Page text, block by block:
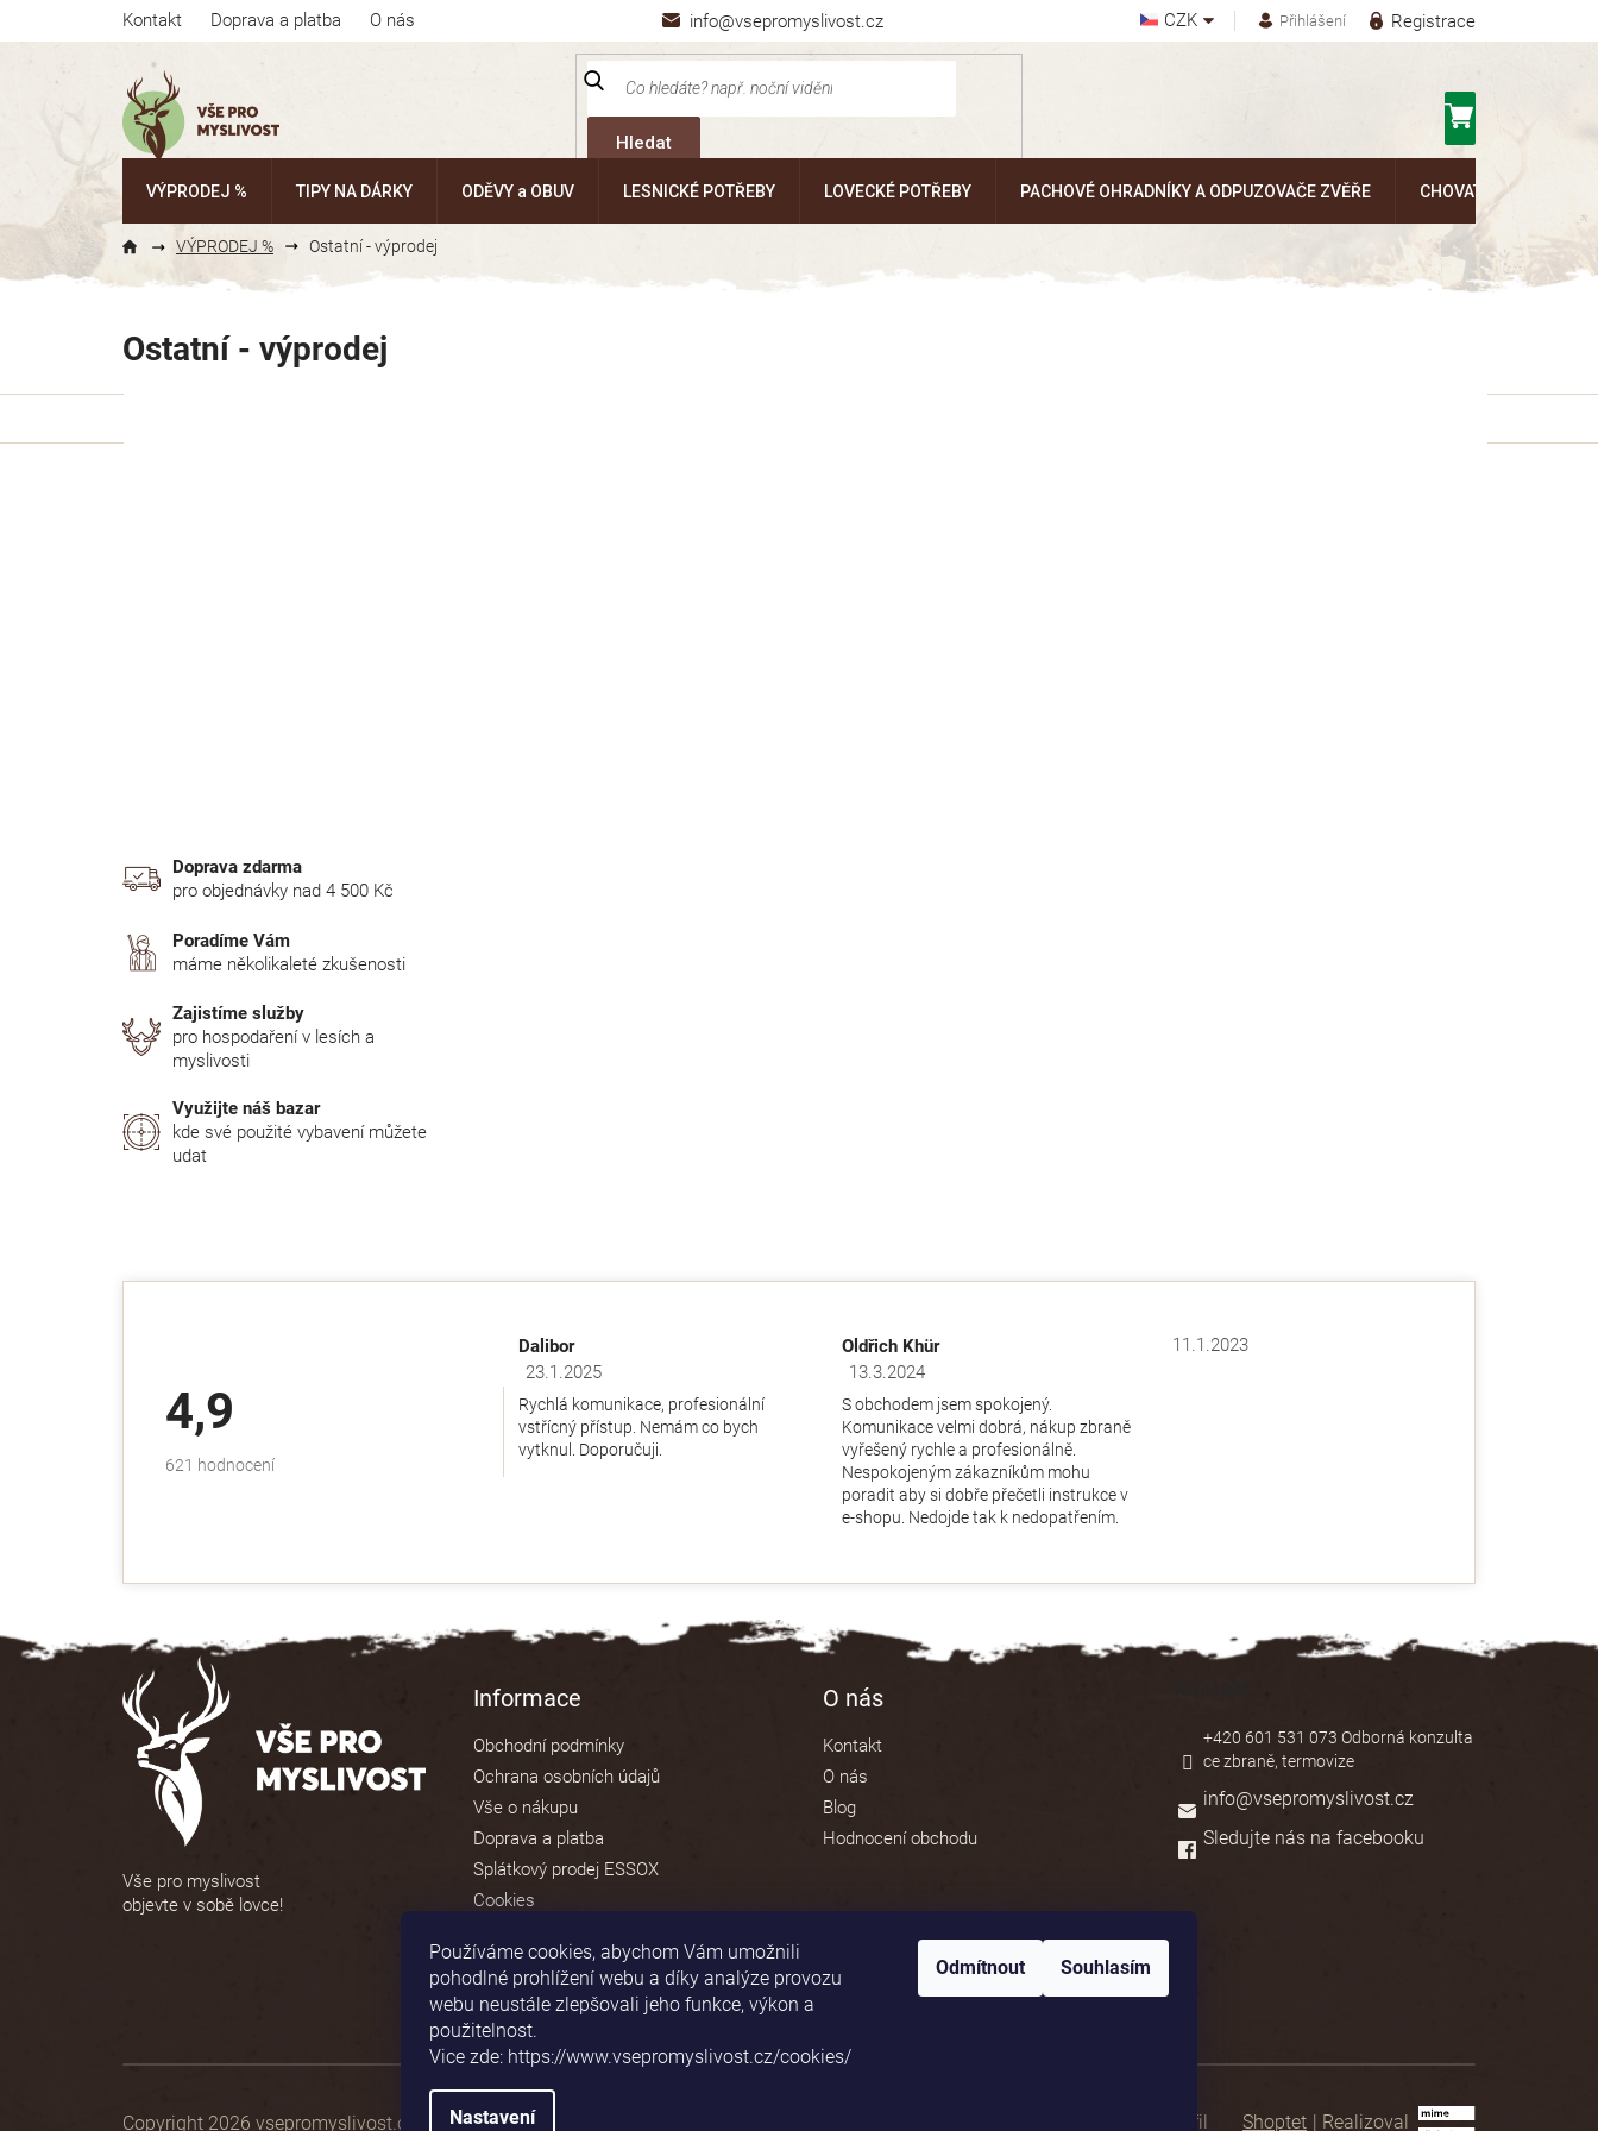
Používáme cookies, abychom Vám umožnili
pohodlné prohlížení webu a díky analýze provozu
webu neustále zlepšovali jeho funkce, výkon a
použitelnost.
Vice zde: https://www.vsepromyslivost.cz/cookies/
Nastavení
Odmítnout Souhlasím
info@vsepromyslivost.cz
Kontakt Doprava a platba O nás CZK Registrace
Přihlášení
Hledat
VÝPRODEJ % TIPY NA DÁRKY ODĚVY a OBUV LESNICKÉ POTŘEBY LOVECKÉ POTŘEBY PACHOVÉ OHRADNÍKY A ODPUZOVAČE ZVĚŘE CHOVATELSKÉ
VÝPRODEJ % Ostatní - výprodej
Ostatní - výprodej
o
l
Doprava zdarma
pro objednávky nad 4 500 Kč
Poradíme Vám
máme několikaleté zkušenosti
Zajistíme služby
pro hospodaření v lesích a
myslivosti
Využijte náš bazar
kde své použité vybavení můžete
udat
4,9
Průměrné
621 hodnocení
Dalibor
Hodnocení obchodu je 5 z 5 hvězdiček.
23.1.2025
Rychlá komunikace, profesionální
vstřícný přístup. Nemám co bych
vytknul. Doporučuji.
Oldřich Khür
Hodnocení obchodu je 5 z 5 hvězdiček.
13.3.2024
S obchodem jsem spokojený.
Komunikace velmi dobrá, nákup zbraně
vyřešený rychle a profesionálně.
Nespokojeným zákazníkům mohu
poradit aby si dobře přečetli instrukce v
e-shopu. Nedojde tak k nedopatřením.
Hodnocení obchodu je 5 z 5 hvězdiček.
11.1.2023
Vše pro myslivost
objevte v sobě lovce!
Informace
Obchodní podmínky
Ochrana osobních údajů
Vše o nákupu
Doprava a platba
Splátkový prodej ESSOX
Cookies
O nás
Kontakt
O nás
Blog
Hodnocení obchodu
info@vsepromyslivost.cz
+420 601 531 073 Odborná konzulta
ce zbraně, termovize
Sledujte nás na facebooku
Shoptet | Realizoval
Copyright 2026 vsepromyslivost.cz . Všechna práva vyhrazena.